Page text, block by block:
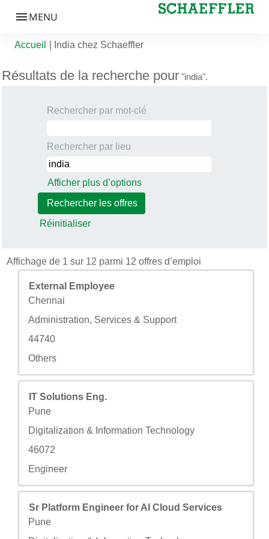
Accueil India chez Schaeffler(page actuelle)
Résultats de la recherche pour "india".
Rechercher par mot-clé
Rechercher par lieu
Afficher plus d’options
Réinitialiser
Affichage de 1 sur 12 parmi 12 offres d’emploi
Titre
External Employee
Ville
Chennai
Champ personnalisé 2
Administration, Services & Support
Champ personnalisé 3
44740
Champ personnalisé 4
Others
Sélectionnez avec la barre d’espacement pour afficher
Titre
IT Solutions Eng.
Ville
Pune
Champ personnalisé 2
Digitalization & Information Technology
Champ personnalisé 3
46072
Champ personnalisé 4
Engineer
Sélectionnez avec la barre d’espacement pour afficher
Titre
Sr Platform Engineer for AI Cloud Services
Ville
Pune
Sélectionnez avec la barre d’espacement pour afficher